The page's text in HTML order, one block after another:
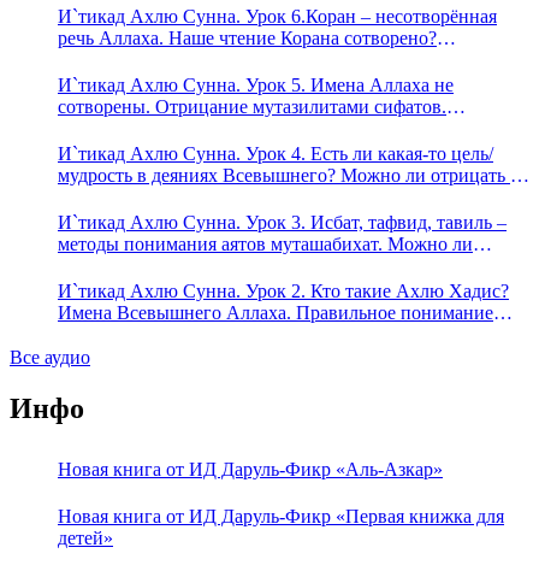
физическим движением?
И`тикад Ахлю Сунна. Урок 6.Коран – несотворённая
речь Аллаха. Наше чтение Корана сотворено?
И`тикад Ахлю Сунна. Урок 5. Имена Аллаха не
сотворены. Отрицание мутазилитами сифатов.
И`тикад Ахлю Сунна. Урок 4. Есть ли какая-то цель/
мудрость в деяниях Всевышнего? Можно ли отрицать в
пришло в Коране и Сунне? Концепция ибн Таймийи
И`тикад Ахлю Сунна. Урок 3. Исбат, тафвид, тавиль –
методы понимания аятов муташабихат. Можно ли
означает утверждение сифата «биля кейфа» (без образа)?
И`тикад Ахлю Сунна. Урок 2. Кто такие Ахлю Хадис?
Имена Всевышнего Аллаха. Правильное понимание
Все аудио
Инфо
Новая книга от ИД Даруль-Фикр «Аль-Азкар»
Новая книга от ИД Даруль-Фикр «Первая книжка для
детей»